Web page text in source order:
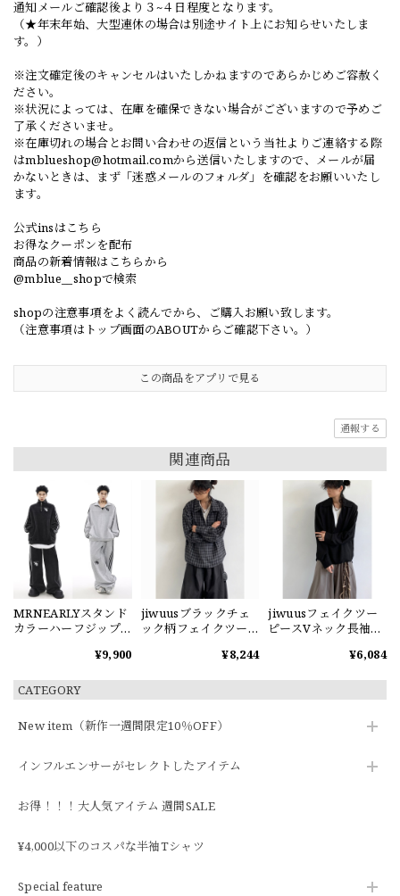
CATEGORY
New item（新作一週間限定10％OFF）
インフルエンサーがセレクトしたアイテム
お得！！！大人気アイテム 週間SALE
¥4,000以下のコスパな半袖Tシャツ
Special feature
通知メールご確認後より３~４日程度となります。
（★年末年始、大型連休の場合は別途サイト上にお知らせいたしま
す。）
※注文確定後のキャンセルはいたしかねますのであらかじめご容赦く
ださい。
※状況によっては、在庫を確保できない場合がございますので予めご
了承くださいませ。
※在庫切れの場合とお問い合わせの返信という当社よりご連絡する際
はmblueshop@hotmail.comから送信いたしますので、メールが届
かないときは、まず「迷惑メールのフォルダ」を確認をお願いいたし
ます。
公式insはこちら
お得なクーポンを配布
商品の新着情報はこちらから
@mblue__shopで検索
shopの注意事項をよく読んでから、ご購入お願い致します。
（注意事項はトップ画面のABOUTからご確認下さい。）
この商品をアプリで見る
通報する
関連商品
MRNEARLYスタンド
カラーハーフジップ
¥9,900
jiwuusブラックチェ
ック柄フェイクツー
¥8,244
jiwuusフェイクツー
ピースVネック長袖ス
¥6,084